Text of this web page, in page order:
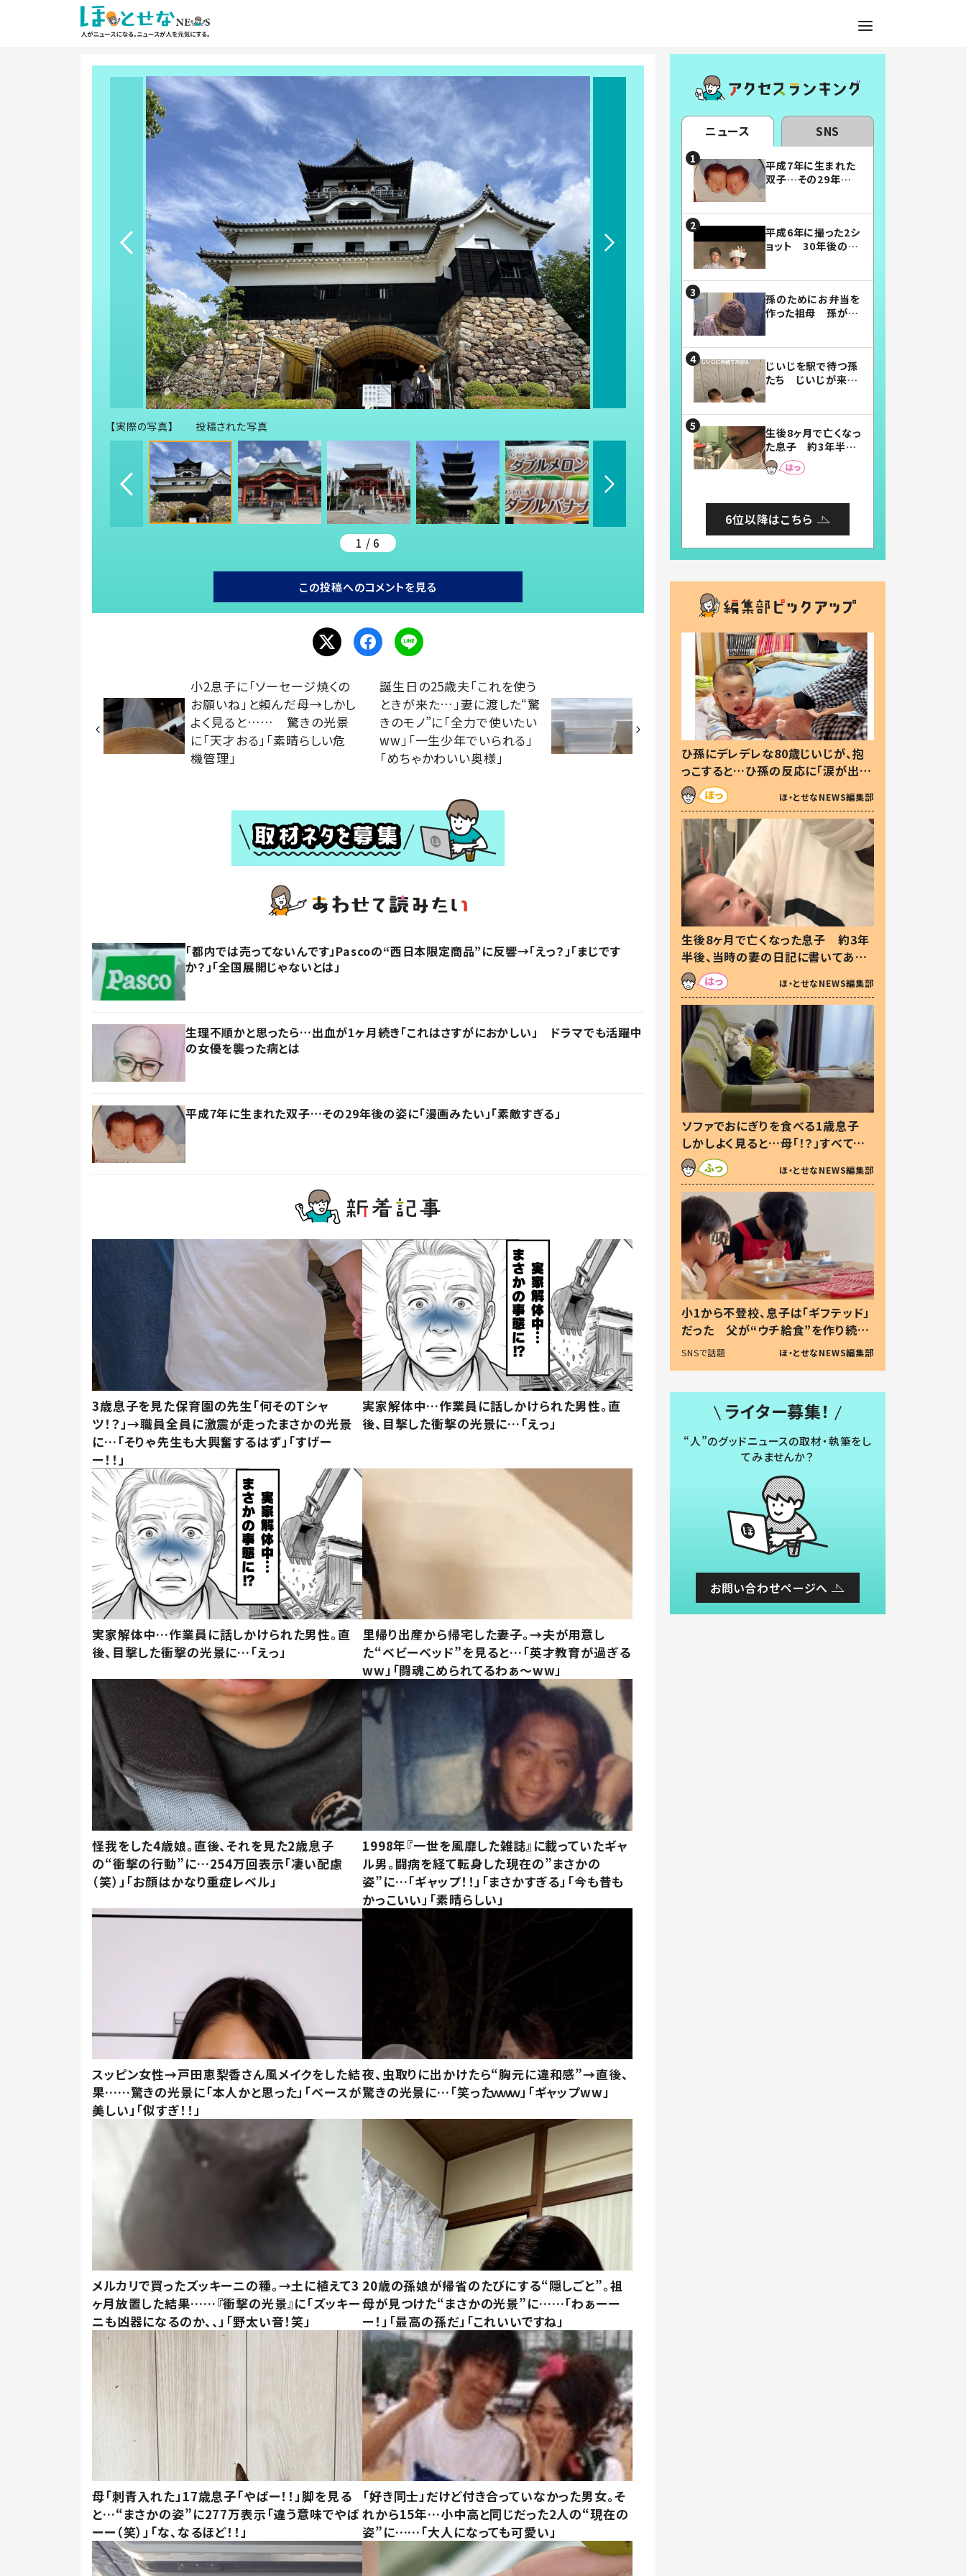
【実際の写真】 投稿された写真
1 / 6
この投稿へのコメントを見る
小2息子に「ソーセージ焼くの
お願いね」と頼んだ母→しかし
よく見ると…… 驚きの光景
に「天才おる」「素晴らしい危
機管理」
誕生日の25歳夫「これを使う
ときが来た…」妻に渡した“驚
きのモノ”に「全力で使いたい
ww」「一生少年でいられる」
「めちゃかわいい奥様」
「都内では売ってないんです」Pascoの“西日本限定商品”に反響→「えっ？」「まじです
か？」「全国展開じゃないとは」
生理不順かと思ったら…出血が1ヶ月続き「これはさすがにおかしい」 ドラマでも活躍中
の女優を襲った病とは
平成7年に生まれた双子…その29年後の姿に「漫画みたい」「素敵すぎる」
3歳息子を見た保育園の先生「何そのTシャ
ツ！？」→職員全員に激震が走ったまさかの光景
に…「そりゃ先生も大興奮するはず」「すげー
ー！！」
実家解体中…作業員に話しかけられた男性。直
後、目撃した衝撃の光景に…「えっ」
実家解体中…作業員に話しかけられた男性。直
後、目撃した衝撃の光景に…「えっ」
里帰り出産から帰宅した妻子。→夫が用意し
た“ベビーベッド”を見ると…「英才教育が過ぎる
ww」「闘魂こめられてるわぁ～ww」
怪我をした4歳娘。直後、それを見た2歳息子
の“衝撃の行動”に…254万回表示「凄い配慮
（笑）」「お顔はかなり重症レベル」
1998年『一世を風靡した雑誌』に載っていたギャ
ル男。闘病を経て転身した現在の”まさかの
姿”に…「ギャップ！！」「まさかすぎる」「今も昔も
かっこいい」「素晴らしい」
スッピン女性→戸田恵梨香さん風メイクをした結
果……驚きの光景に「本人かと思った」「ベースが
美しい」「似すぎ！！」
夜、虫取りに出かけたら“胸元に違和感”→直後、
驚きの光景に…「笑ったｗｗｗ」「ギャップww」
メルカリで買ったズッキーニの種。→土に植えて3
ヶ月放置した結果……『衝撃の光景』に「ズッキー
ニも凶器になるのか、、」「野太い音！笑」
20歳の孫娘が帰省のたびにする“隠しごと”。祖
母が見つけた“まさかの光景”に……「わぁーー
ー！」「最高の孫だ」「これいいですね」
母「刺青入れた」17歳息子「やばー！！」脚を見る
と…“まさかの姿”に277万表示「違う意味でやば
ーー（笑）」「な、なるほど！！」
「好き同士」だけど付き合っていなかった男女。そ
れから15年…小中高と同じだった2人の“現在の
姿”に……「大人になっても可愛い」
ニュース SNS
平成7年に生まれた
双子…その29年後
平成6年に撮った2シ
ョット 30年後の姿
孫のためにお弁当を
作った祖母 孫が絶
じいじを駅で待つ孫
たち じいじが来た
まらない」「幸せにな
れる」
生後8ヶ月で亡くなっ
た息子 約3年半
後、当時の妻の日記
に書いてあった本音
6位以降はこちら
ひ孫にデレデレな80歳じいじが、抱
っこすると…ひ孫の反応に「涙が出ま
した」「可愛くて仕方ない」
ほ・とせなNEWS編集部
生後8ヶ月で亡くなった息子 約3年
半後、当時の妻の日記に書いてあっ
た本音とは
ほ・とせなNEWS編集部
ソファでおにぎりを食べる1歳息子
しかしよく見ると…母「！？」すべてを
察した母の投稿に「可愛いから許
す！」「現行犯〜」
ほ・とせなNEWS編集部
小1から不登校、息子は「ギフテッド」
だった 父が“ウチ給食”を作り続け
る理由とは #令和の親 #令和の子
SNSで話題 ほ・とせなNEWS編集部
ライター募集！
“人”のグッドニュースの取材・執筆をし
てみませんか？
お問い合わせページへ